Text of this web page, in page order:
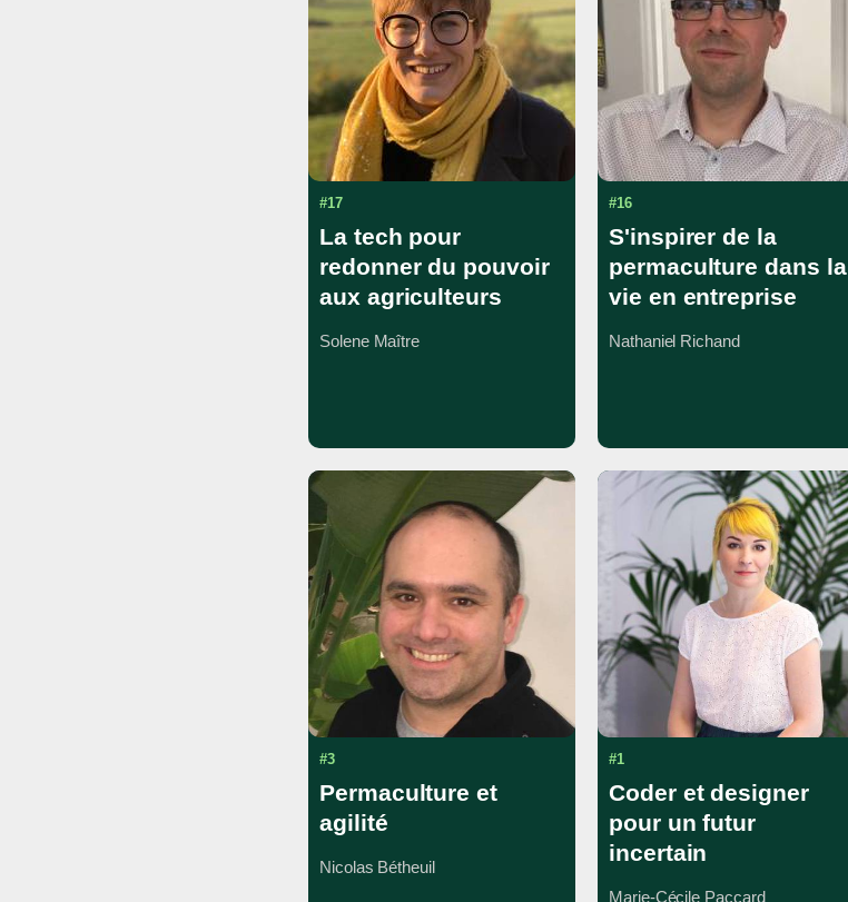
#17
La tech pour
redonner du pouvoir
aux agriculteurs
Solene Maître
#16
S'inspirer de la
permaculture dans la
vie en entreprise
Nathaniel Richand
#3
Permaculture et
agilité
Nicolas Bétheuil
#1
Coder et designer
pour un futur
incertain
Marie-Cécile Paccard